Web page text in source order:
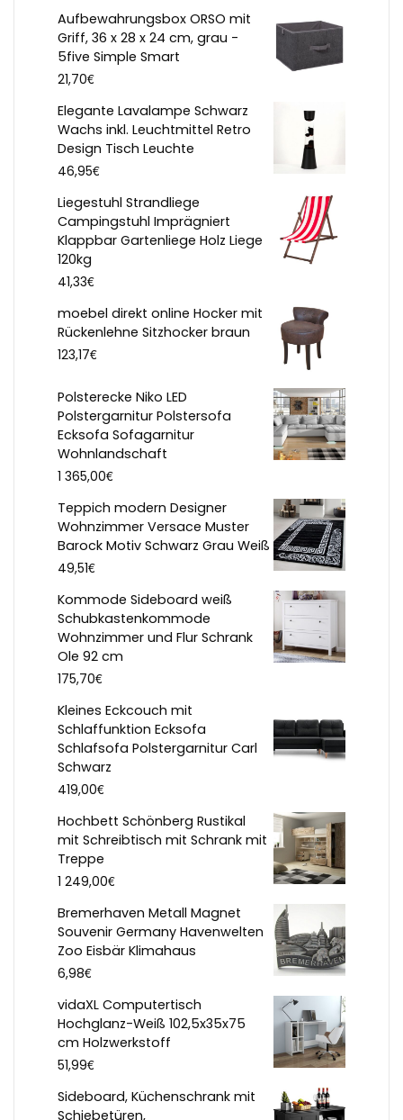
Aufbewahrungsbox ORSO mit
Griff, 36 x 28 x 24 cm, grau -
5five Simple Smart
21,70€
Elegante Lavalampe Schwarz
Wachs inkl. Leuchtmittel Retro
Design Tisch Leuchte
46,95€
Liegestuhl Strandliege
Campingstuhl Imprägniert
Klappbar Gartenliege Holz Liege
120kg
41,33€
moebel direkt online Hocker mit
Rückenlehne Sitzhocker braun
123,17€
Polsterecke Niko LED
Polstergarnitur Polstersofa
Ecksofa Sofagarnitur
Wohnlandschaft
1 365,00€
Teppich modern Designer
Wohnzimmer Versace Muster
Barock Motiv Schwarz Grau Weiß
49,51€
Kommode Sideboard weiß
Schubkastenkommode
Wohnzimmer und Flur Schrank
Ole 92 cm
175,70€
Kleines Eckcouch mit
Schlaffunktion Ecksofa
Schlafsofa Polstergarnitur Carl
Schwarz
419,00€
Hochbett Schönberg Rustikal
mit Schreibtisch mit Schrank mit
Treppe
1 249,00€
Bremerhaven Metall Magnet
Souvenir Germany Havenwelten
Zoo Eisbär Klimahaus
6,98€
vidaXL Computertisch
Hochglanz-Weiß 102,5x35x75
cm Holzwerkstoff
51,99€
Sideboard, Küchenschrank mit
Schiebetüren,